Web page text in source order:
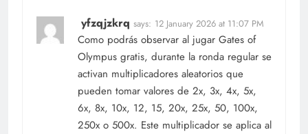
yfzqjzkrq says: 12 January 2026 at 11:07 PM
Como podrás observar al jugar Gates of
Olympus gratis, durante la ronda regular se
activan multiplicadores aleatorios que
pueden tomar valores de 2x, 3x, 4x, 5x,
6x, 8x, 10x, 12, 15, 20x, 25x, 50, 100x,
250x o 500x. Este multiplicador se aplica al